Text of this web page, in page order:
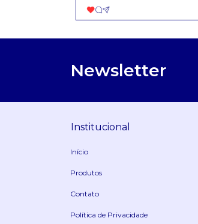
Newsletter
Institucional
Início
Produtos
Contato
Política de Privacidade